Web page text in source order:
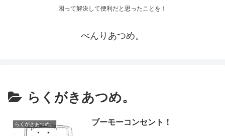
困って解決して便利だと思ったことを！
べんりあつめ。
らくがきあつめ。
らくがきあつめ。 ブーモーコンセント！